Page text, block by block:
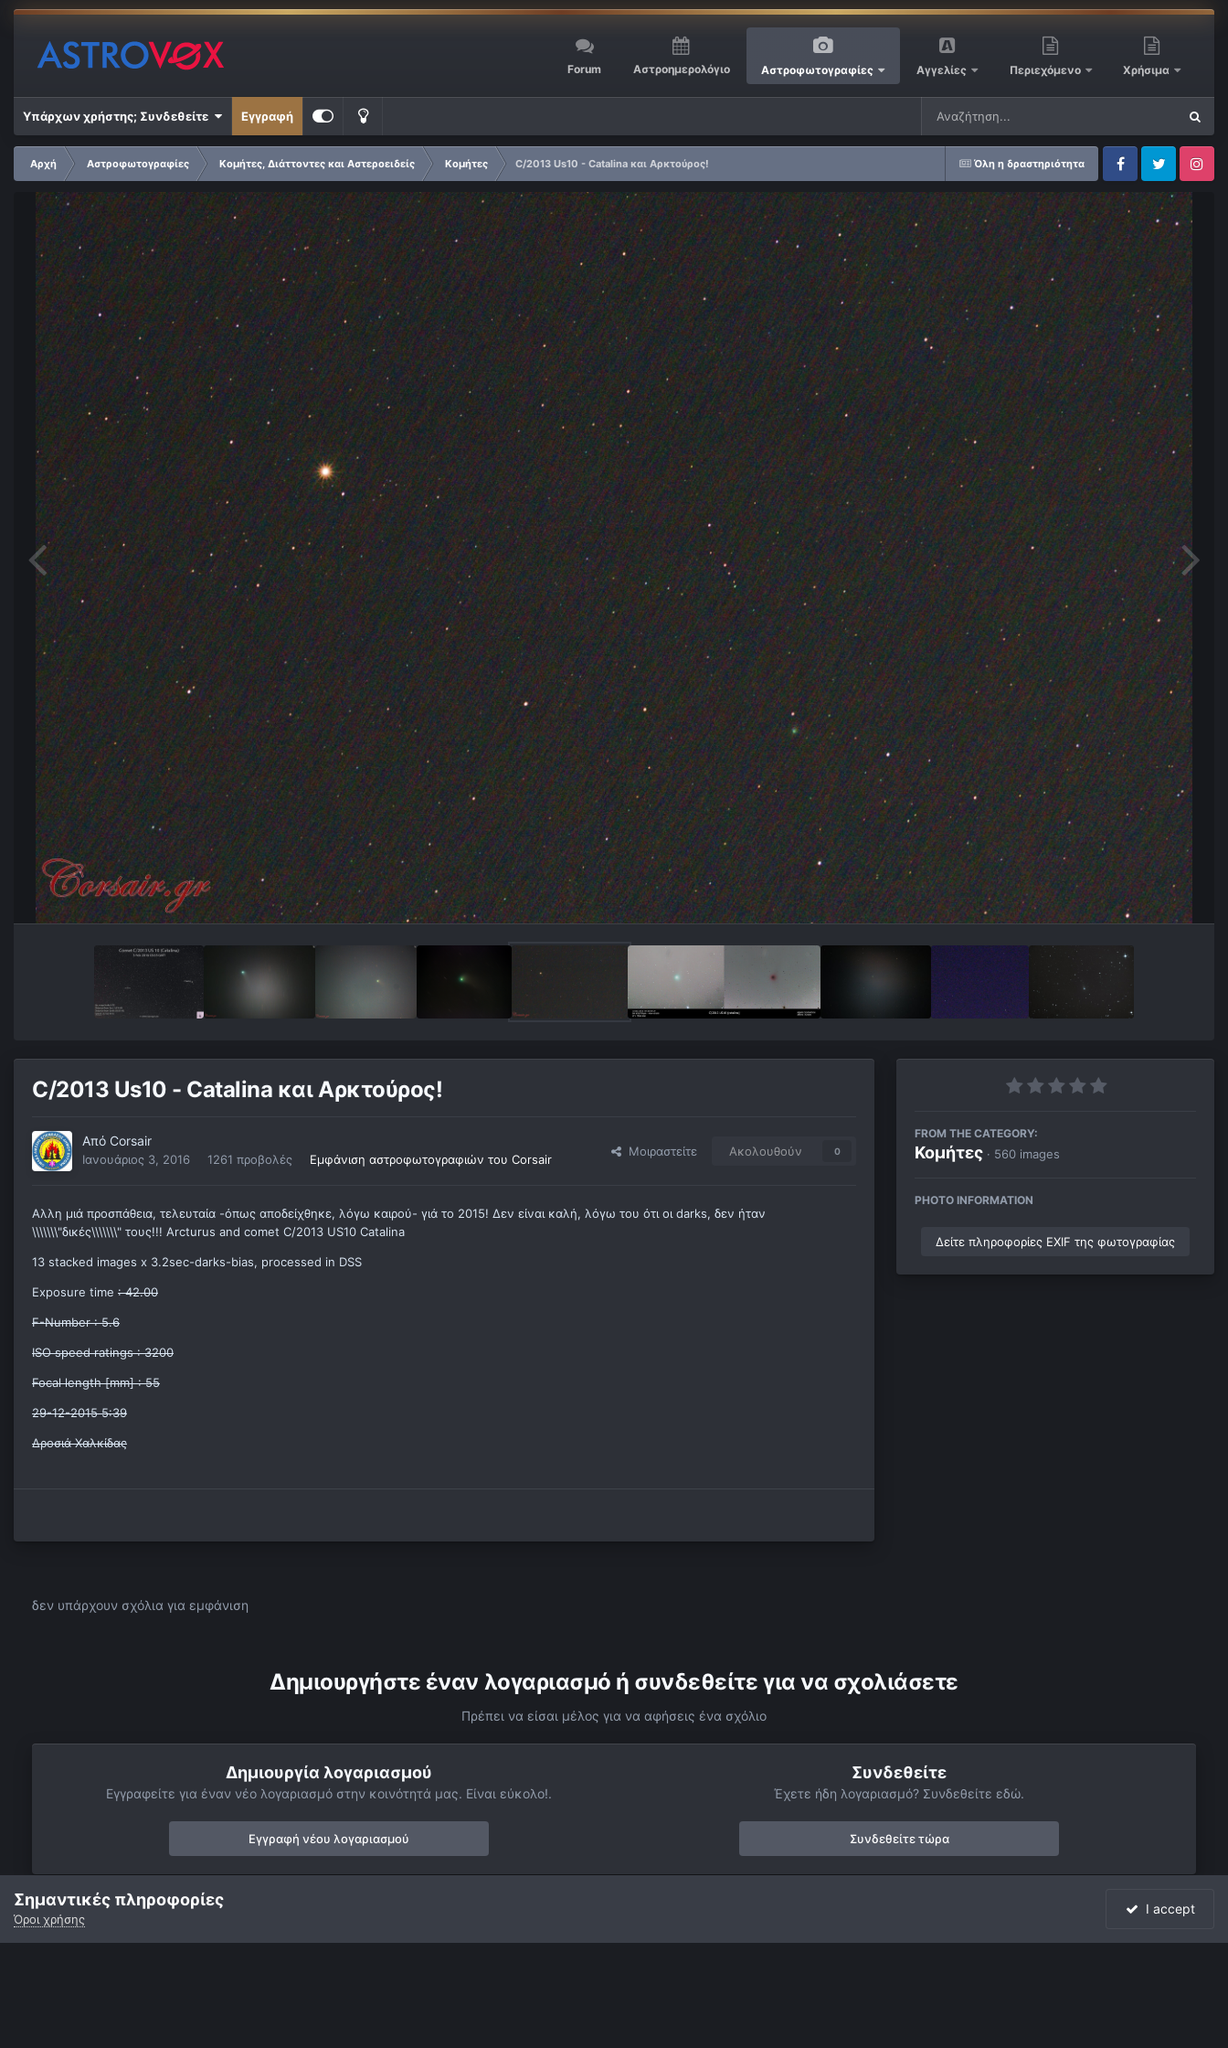
Forum Αστροημερολόγιο Αστροφωτογραφίες Αγγελίες Περιεχόμενο Χρήσιμα
Υπάρχων χρήστης; Συνδεθείτε Εγγραφή
Όλη η δραστηριότητα
Αρχή Αστροφωτογραφίες Κομήτες, Διάττοντες και Αστεροειδείς Κομήτες
C/2013 Us10 - Catalina και Αρκτούρος!
FacebookTwitter Instagram
C/2013 Us10 - Catalina και Αρκτούρος!
Από Corsair
Ιανουάριος 3, 2016 1261 προβολές Εμφάνιση αστροφωτογραφιών του Corsair
Μοιραστείτε Ακολουθούν 0
Αλλη μιά προσπάθεια, τελευταία -όπως αποδείχθηκε, λόγω καιρού- γιά το 2015! Δεν είναι καλή, λόγω του ότι οι darks, δεν ήταν
\\\\\\\"δικές\\\\\\\" τους!!! Arcturus and comet C/2013 US10 Catalina
13 stacked images x 3.2sec-darks-bias, processed in DSS
Exposure time : 42.00
F-Number : 5.6
ISO speed ratings : 3200
Focal length [mm] : 55
29-12-2015 5:39
Δροσιά Χαλκίδας
FROM THE CATEGORY:
Κομήτες · 560 images
PHOTO INFORMATION
Δείτε πληροφορίες EXIF της φωτογραφίας
δεν υπάρχουν σχόλια για εμφάνιση
Δημιουργήστε έναν λογαριασμό ή συνδεθείτε για να σχολιάσετε
Πρέπει να είσαι μέλος για να αφήσεις ένα σχόλιο
Δημιουργία λογαριασμού
Εγγραφείτε για έναν νέο λογαριασμό στην κοινότητά μας. Είναι εύκολο!.
Εγγραφή νέου λογαριασμού
Συνδεθείτε
Έχετε ήδη λογαριασμό? Συνδεθείτε εδώ.
Συνδεθείτε τώρα
Αρχή
Σημαντικές πληροφορίες
Όροι χρήσης
I accept